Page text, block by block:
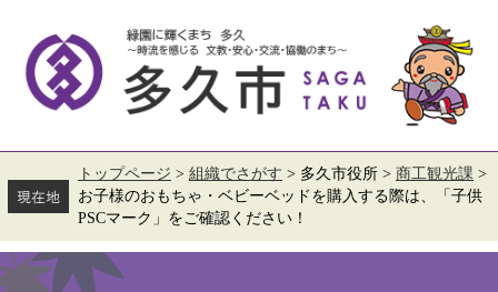
す。
し
文
トップページ > 組織でさがす > 多久市役所 > 商工観光課 >
お子様のおもちゃ・ベビーベッドを購入する際は、「子供
PSCマーク」をご確認ください！
本
文